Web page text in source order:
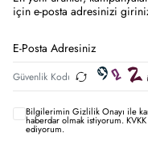
için e-posta adresinizi
Bilgilerimin Gizlilik Onayı ile
haberdar olmak istiyorum.
ediyorum.